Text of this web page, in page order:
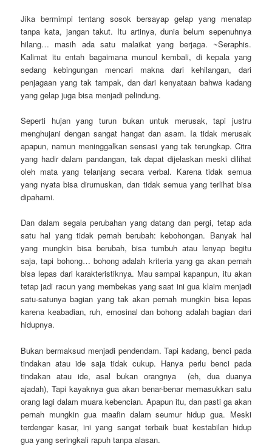
Jika bermimpi tentang sosok bersayap gelap yang menatap
tanpa kata, jangan takut. Itu artinya, dunia belum sepenuhnya
hilang… masih ada satu malaikat yang berjaga. ~Seraphis.
Kalimat itu entah bagaimana muncul kembali, di kepala yang
sedang kebingungan mencari makna dari kehilangan, dari
penjagaan yang tak tampak, dan dari kenyataan bahwa kadang
yang gelap juga bisa menjadi pelindung.
Seperti hujan yang turun bukan untuk merusak, tapi justru
menghujani dengan sangat hangat dan asam. Ia tidak merusak
apapun, namun meninggalkan sensasi yang tak terungkap. Citra
yang hadir dalam pandangan, tak dapat dijelaskan meski dilihat
oleh mata yang telanjang secara verbal. Karena tidak semua
yang nyata bisa dirumuskan, dan tidak semua yang terlihat bisa
dipahami.
Dan dalam segala perubahan yang datang dan pergi, tetap ada
satu hal yang tidak pernah berubah: kebohongan. Banyak hal
yang mungkin bisa berubah, bisa tumbuh atau lenyap begitu
saja, tapi bohong… bohong adalah kriteria yang ga akan pernah
bisa lepas dari karakteristiknya. Mau sampai kapanpun, itu akan
tetap jadi racun yang membekas yang saat ini gua klaim menjadi
satu-satunya bagian yang tak akan pernah mungkin bisa lepas
karena keabadian, ruh, emosinal dan bohong adalah bagian dari
hidupnya.
Bukan bermaksud menjadi pendendam. Tapi kadang, benci pada
tindakan atau ide saja tidak cukup. Hanya perlu benci pada
tindakan atau ide, asal bukan orangnya (eh, dua duanya
ajadah), Tapi kayaknya gua akan benar-benar memasukkan satu
orang lagi dalam muara kebencian. Apapun itu, dan pasti ga akan
pernah mungkin gua maafin dalam seumur hidup gua. Meski
terdengar kasar, ini yang sangat terbaik buat kestabilan hidup
gua yang seringkali rapuh tanpa alasan.